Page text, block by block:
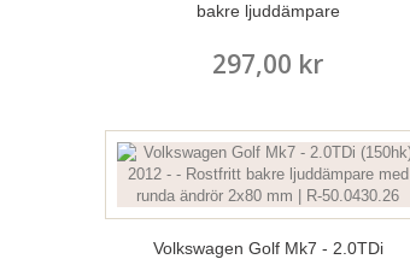
bakre ljuddämpare
297,00 kr
Volkswagen Golf Mk7 - 2.0TDi